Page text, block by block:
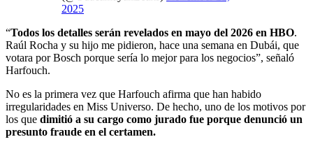
2025
“Todos los detalles serán revelados en mayo del 2026 en HBO.
Raúl Rocha y su hijo me pidieron, hace una semana en Dubái, que
votara por Bosch porque sería lo mejor para los negocios”, señaló
Harfouch.
No es la primera vez que Harfouch afirma que han habido
irregularidades en Miss Universo. De hecho, uno de los motivos por
los que dimitió a su cargo como jurado fue porque denunció un
presunto fraude en el certamen.